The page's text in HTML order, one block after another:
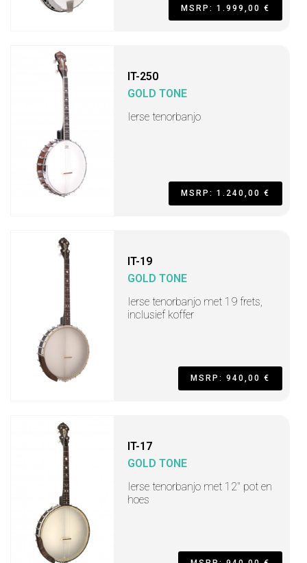
MSRP: 1.999,00 €
IT-250
GOLD TONE
Ierse tenorbanjo
MSRP: 1.240,00 €
IT-19
GOLD TONE
Ierse tenorbanjo met 19 frets,
inclusief koffer
MSRP: 940,00 €
IT-17
GOLD TONE
Ierse tenorbanjo met 12" pot en
hoes